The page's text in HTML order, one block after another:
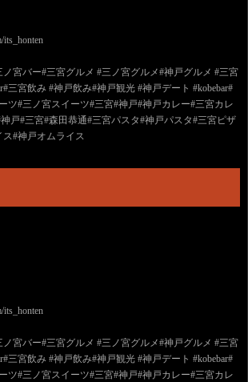
its_honten
宮バー#三宮グルメ #三ノ宮グルメ#神戸グルメ #三宮
三宮飲み #神戸飲み#神戸観光 #神戸デート #kobebar#
ツ#三ノ宮スイーツ#三宮#神戸#神戸カレー#三宮カレ
戸#三宮#森田恭通#三宮パスタ#神戸パスタ#三宮ピザ
#神戸オムライス
its_honten
宮バー#三宮グルメ #三ノ宮グルメ#神戸グルメ #三宮
三宮飲み #神戸飲み#神戸観光 #神戸デート #kobebar#
ツ#三ノ宮スイーツ#三宮#神戸#神戸カレー#三宮カレ